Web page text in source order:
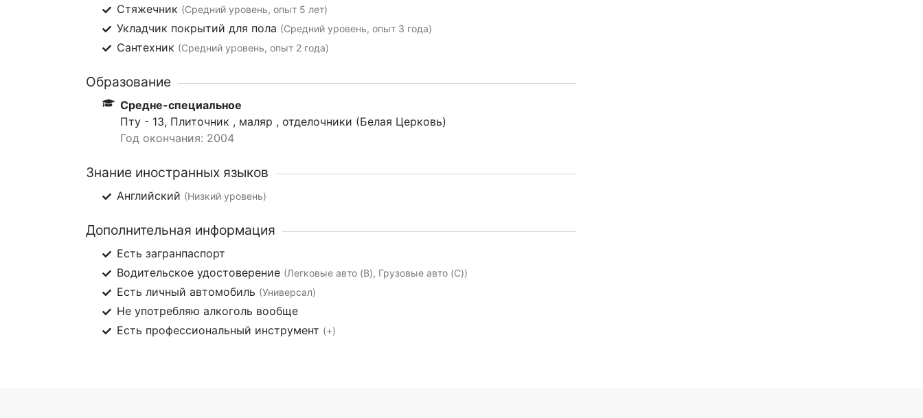
Стяжечник (Средний уровень, опыт 5 лет)
Укладчик покрытий для пола (Средний уровень, опыт 3 года)
Сантехник (Средний уровень, опыт 2 года)
Образование
Средне-специальное
Пту - 13, Плиточник , маляр , отделочники (Белая Церковь)
Год окончания: 2004
Знание иностранных языков
Английский (Низкий уровень)
Дополнительная информация
Есть загранпаспорт
Водительское удостоверение (Легковые авто (B), Грузовые авто (C))
Есть личный автомобиль (Универсал)
Не употребляю алкоголь вообще
Есть профессиональный инструмент (+)